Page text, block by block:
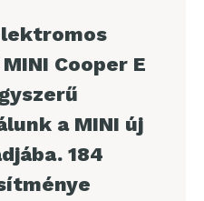
Cooper E
a MINI új
184